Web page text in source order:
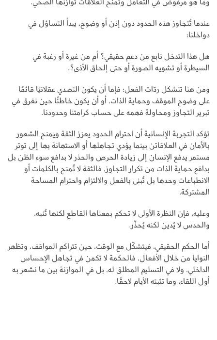
عندما تُتجاوز هذه الحدود دون إذن أو وضوح، يبدأ التساؤل في
دواخلنا:
هل هذا التدخل نابع من دعم حقيقي؟ أم من غيرة أو رغبة في
السيطرة أو تشويه الصورة أو حتى إلحاق الأذى؟.
ومن هنا تتشكل ردّات الفعل؛ فإما أن يكون التصدي عقلانيًا قائمًا
على وضوح الموقف وحماية الذات، أو أن يكون خاطئًا حين نغرق في
تبرير التجاوز ومحاولة فهمه على حساب كرامتنا وحدودنا.
تؤكد التجربة الإنسانية أن احترام الحدود يعزز الثقة ويمنح الشعور
بالأمان في العلاقاتن بينما يؤدي تجاهلها أو الاستهانة بها إلى توتر
مستمر يدفع الإنسان إلى زيادة الحرص والحذر لا بدافع سوء الظن بل
بدافع حماية الذات من تكرار التجاوز، فالثقة لا تُمنح بالكلمات أو
الانطباعات وحدها بل تُبنى بالفعل والالتزام واحترام المساحة
المشتركة.
وعليه، فإن النظرة الأولى لا تحكم بمعناها القاطع لكنها تُنبه،
والحدس لا يُدين لكنه يُحذّر.
أما الحكم الحقيقي، فيتشكّل مع الوقت، حين تتراكم المواقف، وتظهر
النوايا من خلال الأفعال، فالحكمة لا تكمن في تجاهل الإحساس
الداخلي، ولا في التسليم المطلق له، بل في الموازنة بين ما نشعر به
أول اللقاء، وما تثبته الأيام لاحقًا.